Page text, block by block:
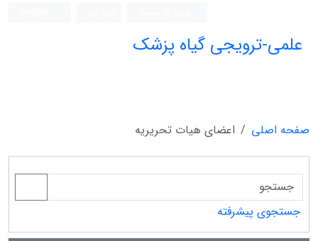
علمی-ترویجی گیاه پزشک
صفحه اصلی اعضای هیات تحریریه
جستجوی پیشرفته